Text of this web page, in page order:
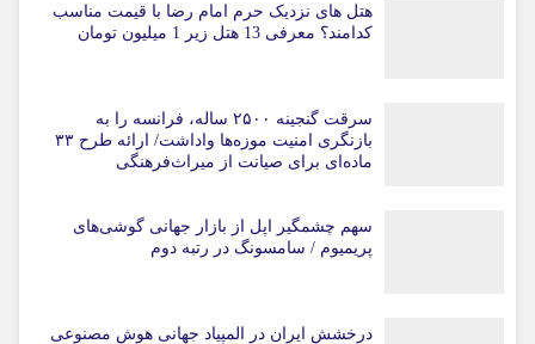
هتل های نزدیک حرم امام رضا با قیمت مناسب
کدامند؟ معرفی 13 هتل زیر 1 میلیون تومان
سرقت گنجینه ۲۵۰۰ ساله، فرانسه را به
بازنگری امنیت موزه‌ها واداشت/ ارائه طرح ۳۳
ماده‌ای برای صیانت از میراث‌فرهنگی
سهم چشمگیر اپل از بازار جهانی گوشی‌های
پریمیوم / سامسونگ در رتبه دوم
درخشش ایران در المپیاد جهانی هوش مصنوعی